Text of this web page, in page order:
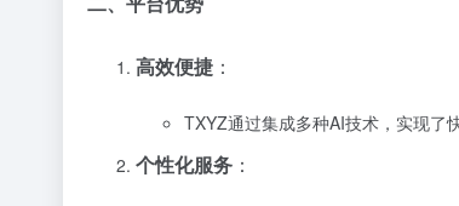
高效便捷 ：
TXYZ通过集成多种AI技术，实现了
个性化服务 ：